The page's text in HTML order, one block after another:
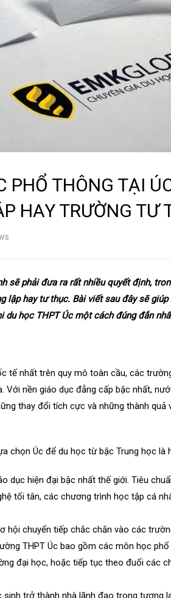
PHỔ THÔNG TẠI
HAY TRƯỜNG TƯ
sẽ phải đưa ra rất nhiều quyết định,
hay tư thục. Bài viết sau đây sẽ giúp
du học THPT Úc một cách đúng đắn
tế nhất trên quy mô toàn cầu, các
nền giáo dục đẳng cấp bậc nhất,
thay đổi tích cực và những thành quả
chọn Úc để du học từ bậc Trung học là
dục hiện đại bậc nhất thế giới. Tiêu
tối tân, các chương trình học tập cá
chuyển tiếp chắc chắn vào các
THPT Úc bao gồm các môn học
đại học, hoặc tiếp tục theo đuổi các
trở thành nhà lãnh đạo trong tương